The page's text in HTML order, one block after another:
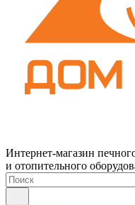
Интернет-магазин
и отопительного